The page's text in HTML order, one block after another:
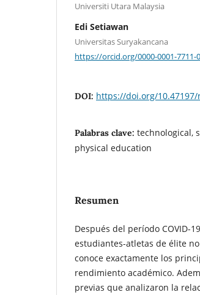
Universiti Utara Malaysia
Edi Setiawan
Universitas Suryakancana
https://orcid.org/0000-0001-7711-
DOI: https://doi.org/10.47197/
Palabras clave: technological,
physical education
Resumen
Después del período COVID-
estudiantes-atletas de élite
conoce exactamente los
rendimiento académico.
previas que analizaron la